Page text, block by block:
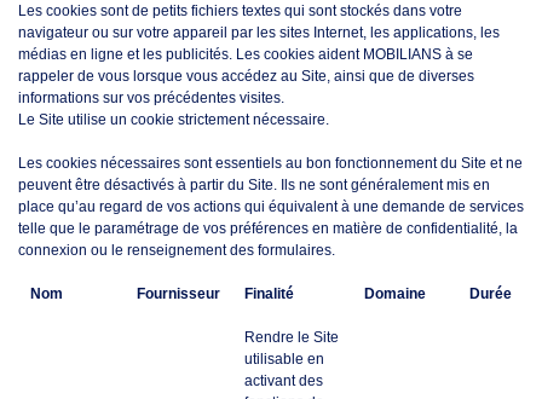
Les cookies sont de petits fichiers textes qui sont stockés dans votre
navigateur ou sur votre appareil par les sites Internet, les applications, les
médias en ligne et les publicités. Les cookies aident MOBILIANS à se
rappeler de vous lorsque vous accédez au Site, ainsi que de diverses
informations sur vos précédentes visites.
Le Site utilise un cookie strictement nécessaire.
Les cookies nécessaires sont essentiels au bon fonctionnement du Site et ne
peuvent être désactivés à partir du Site. Ils ne sont généralement mis en
place qu’au regard de vos actions qui équivalent à une demande de services
telle que le paramétrage de vos préférences en matière de confidentialité, la
connexion ou le renseignement des formulaires.
Nom Fournisseur Finalité Domaine Durée
Rendre le Site
utilisable en
activant des